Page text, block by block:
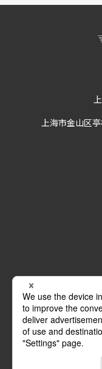
上海市金山区
隐